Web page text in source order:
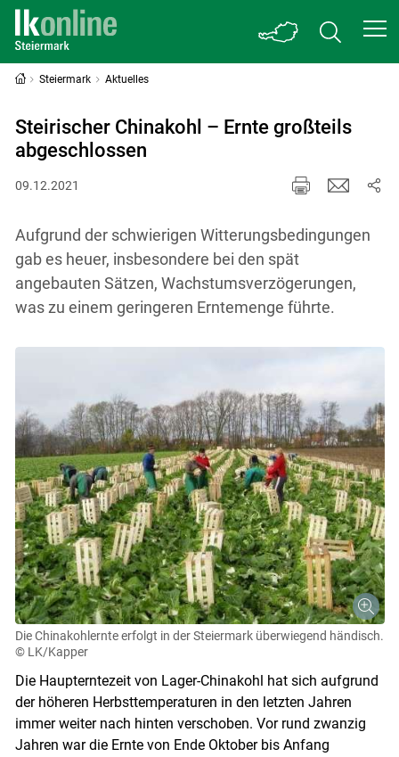
Steiermark Aktuelles
Steirischer Chinakohl – Ernte großteils
abgeschlossen
09.12.2021
Aufgrund der schwierigen Witterungsbedingungen
gab es heuer, insbesondere bei den spät
angebauten Sätzen, Wachstumsverzögerungen,
was zu einem geringeren Erntemenge führte.
Die Chinakohlernte erfolgt in der Steiermark überwiegend händisch.
© LK/Kapper
Die Haupterntezeit von Lager-Chinakohl hat sich aufgrund
der höheren Herbsttemperaturen in den letzten Jahren
immer weiter nach hinten verschoben. Vor rund zwanzig
Jahren war die Ernte von Ende Oktober bis Anfang